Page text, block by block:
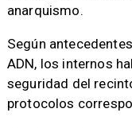
anarquismo.
Según
ADN, los internos
seguridad del
protocolos